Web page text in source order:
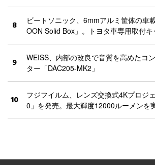
8
ビートソニック、6mmアルミ筐体の車
OON Solid Box」。トヨタ車専用取付キ
9
WEISS、内部の改良で音質を高めたコ
ター「DAC205-MK2」
10
フジフイルム、レンズ交換式4Kプロジ
0」を発売。最大輝度12000ルーメンを